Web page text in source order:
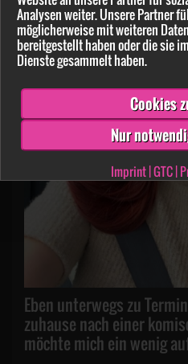
Analysen weiter. Unsere Partner
möglicherweise mit weiteren
bereitgestellt haben oder die sie
Dienste gesammelt haben.
Cookies
Nur
Imprint|GTC|
R0se
am 29.07.2025
Eben unterwegs zu
zuhause nach einer
möchte mich ein wenig